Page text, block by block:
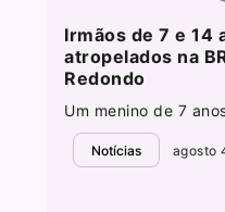
Irmãos de 7 e 14
atropelados na
Redondo
Um menino de 7
Notícias agosto